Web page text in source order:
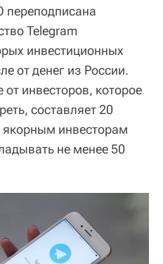
переподписана
Telegram
инвестиционных
от денег из России.
инвесторов, которое
составляет 20
инвесторам
не менее 50